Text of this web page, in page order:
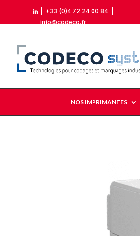
 +33 (0)4 72 24 00 84
info@codeco.fr
NOS IMPRIMANTES